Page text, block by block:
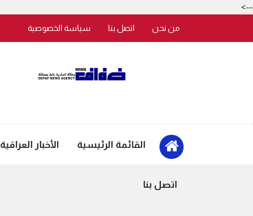
-->
من نحن اتصل بنا سياسة الخصوصية
القائمة الرئيسية الأخبار العراقية
اتصل بنا